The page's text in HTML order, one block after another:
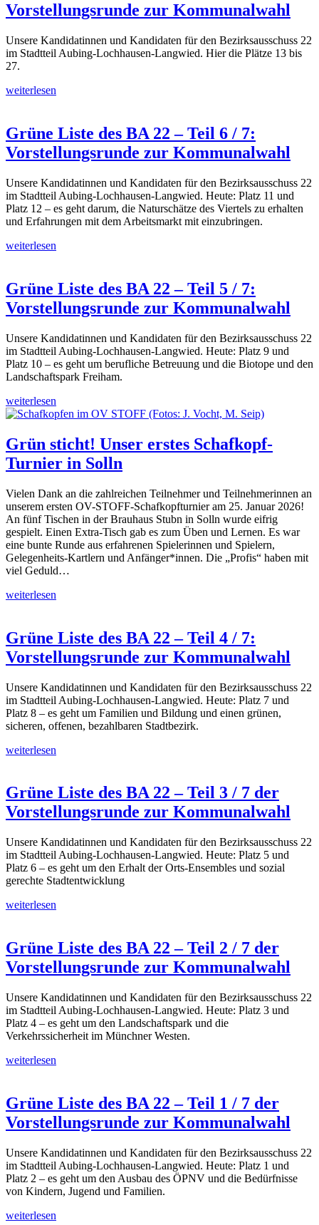
Vorstellungsrunde zur Kommunalwahl
Unsere Kandidatinnen und Kandidaten für den Bezirksausschuss 22
im Stadtteil Aubing-Lochhausen-Langwied. Hier die Plätze 13 bis
27.
weiterlesen
Grüne Liste des BA 22 – Teil 6 / 7:
Vorstellungsrunde zur Kommunalwahl
Unsere Kandidatinnen und Kandidaten für den Bezirksausschuss 22
im Stadtteil Aubing-Lochhausen-Langwied. Heute: Platz 11 und
Platz 12 – es geht darum, die Naturschätze des Viertels zu erhalten
und Erfahrungen mit dem Arbeitsmarkt mit einzubringen.
weiterlesen
Grüne Liste des BA 22 – Teil 5 / 7:
Vorstellungsrunde zur Kommunalwahl
Unsere Kandidatinnen und Kandidaten für den Bezirksausschuss 22
im Stadtteil Aubing-Lochhausen-Langwied. Heute: Platz 9 und
Platz 10 – es geht um berufliche Betreuung und die Biotope und den
Landschaftspark Freiham.
weiterlesen
Grün sticht! Unser erstes Schafkopf-
Turnier in Solln
Vielen Dank an die zahlreichen Teilnehmer und Teilnehmerinnen an
unserem ersten OV-STOFF-Schafkopfturnier am 25. Januar 2026!
An fünf Tischen in der Brauhaus Stubn in Solln wurde eifrig
gespielt. Einen Extra-Tisch gab es zum Üben und Lernen. Es war
eine bunte Runde aus erfahrenen Spielerinnen und Spielern,
Gelegenheits-Kartlern und Anfänger*innen. Die „Profis“ haben mit
viel Geduld…
weiterlesen
Grüne Liste des BA 22 – Teil 4 / 7:
Vorstellungsrunde zur Kommunalwahl
Unsere Kandidatinnen und Kandidaten für den Bezirksausschuss 22
im Stadtteil Aubing-Lochhausen-Langwied. Heute: Platz 7 und
Platz 8 – es geht um Familien und Bildung und einen grünen,
sicheren, offenen, bezahlbaren Stadtbezirk.
weiterlesen
Grüne Liste des BA 22 – Teil 3 / 7 der
Vorstellungsrunde zur Kommunalwahl
Unsere Kandidatinnen und Kandidaten für den Bezirksausschuss 22
im Stadtteil Aubing-Lochhausen-Langwied. Heute: Platz 5 und
Platz 6 – es geht um den Erhalt der Orts-Ensembles und sozial
gerechte Stadtentwicklung
weiterlesen
Grüne Liste des BA 22 – Teil 2 / 7 der
Vorstellungsrunde zur Kommunalwahl
Unsere Kandidatinnen und Kandidaten für den Bezirksausschuss 22
im Stadtteil Aubing-Lochhausen-Langwied. Heute: Platz 3 und
Platz 4 – es geht um den Landschaftspark und die
Verkehrssicherheit im Münchner Westen.
weiterlesen
Grüne Liste des BA 22 – Teil 1 / 7 der
Vorstellungsrunde zur Kommunalwahl
Unsere Kandidatinnen und Kandidaten für den Bezirksausschuss 22
im Stadtteil Aubing-Lochhausen-Langwied. Heute: Platz 1 und
Platz 2 – es geht um den Ausbau des ÖPNV und die Bedürfnisse
von Kindern, Jugend und Familien.
weiterlesen